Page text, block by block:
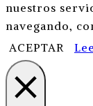
nuestros
navegando,
ACEPTAR